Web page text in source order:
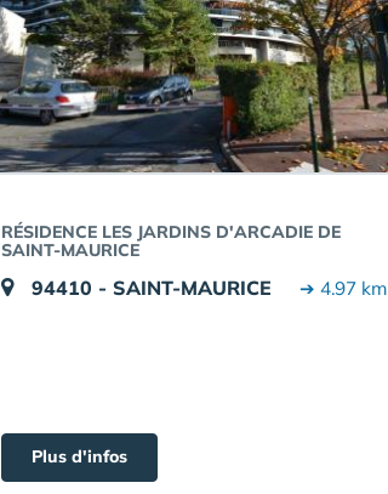
RÉSIDENCE LES JARDINS D'ARCADIE DE
SAINT-MAURICE
94410 - SAINT-MAURICE ➔ 4.97 km
Plus d'infos